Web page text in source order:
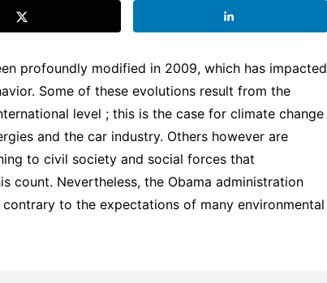
profoundly modified in 2009, which has impacted
Some of these evolutions result from the
level ; this is the case for climate change
and the car industry. Others however are
to civil society and social forces that
count. Nevertheless, the Obama administration
to the expectations of many environmental